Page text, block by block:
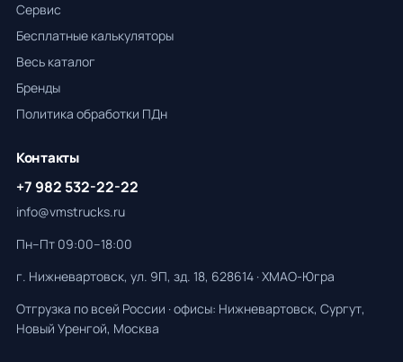
Сервис
Бесплатные калькуляторы
Весь каталог
Бренды
Политика обработки ПДн
Контакты
+7 982 532-22-22
info@vmstrucks.ru
Пн–Пт 09:00–18:00
г. Нижневартовск, ул. 9П, зд. 18, 628614 · ХМАО-Югра
Отгрузка по всей России · офисы: Нижневартовск, Сургут,
Новый Уренгой, Москва